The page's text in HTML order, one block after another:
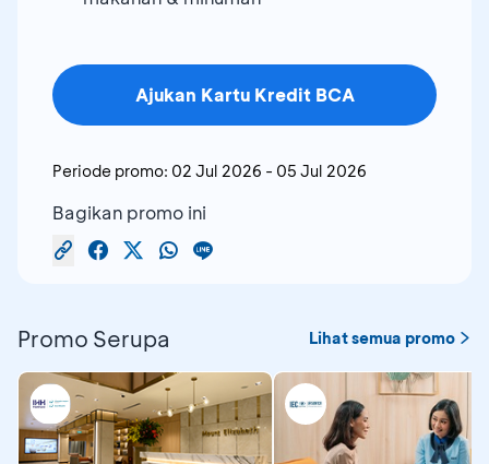
Ajukan Kartu Kredit BCA
Periode promo: 02 Jul 2026 - 05 Jul 2026
Bagikan promo ini
Promo Serupa Lihat semua promo